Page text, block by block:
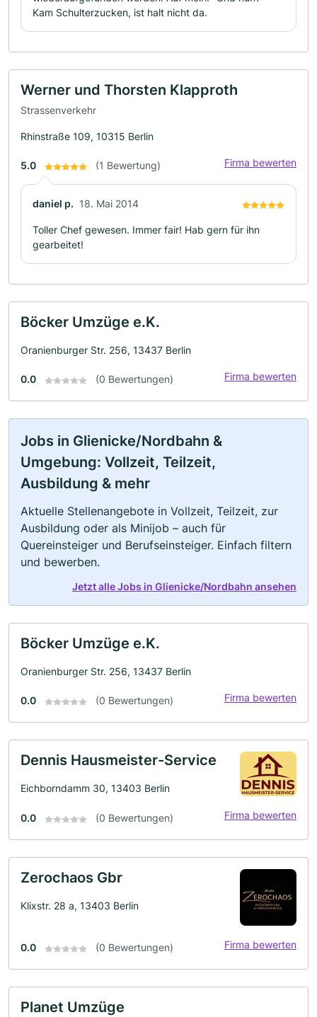
Kam Schulterzucken, ist halt nicht da.
Werner und Thorsten Klapproth
Strassenverkehr
Rhinstraße 109, 10315 Berlin
5.0 (1 Bewertung) Firma bewerten
daniel p. 18. Mai 2014
Toller Chef gewesen. Immer fair! Hab gern für ihn
gearbeitet!
Böcker Umzüge e.K.
Oranienburger Str. 256, 13437 Berlin
0.0 (0 Bewertungen) Firma bewerten
Jobs in Glienicke/Nordbahn &
Umgebung: Vollzeit, Teilzeit,
Ausbildung & mehr
Aktuelle Stellenangebote in Vollzeit, Teilzeit, zur
Ausbildung oder als Minijob – auch für
Quereinsteiger und Berufseinsteiger. Einfach filtern
und bewerben.
Jetzt alle Jobs in Glienicke/Nordbahn ansehen
Böcker Umzüge e.K.
Oranienburger Str. 256, 13437 Berlin
0.0 (0 Bewertungen) Firma bewerten
Dennis Hausmeister-Service
Eichborndamm 30, 13403 Berlin
0.0 (0 Bewertungen) Firma bewerten
Zerochaos Gbr
Klixstr. 28 a, 13403 Berlin
0.0 (0 Bewertungen) Firma bewerten
Planet Umzüge